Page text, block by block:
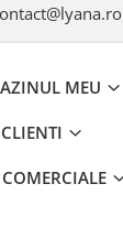
MEU
CLIENTI